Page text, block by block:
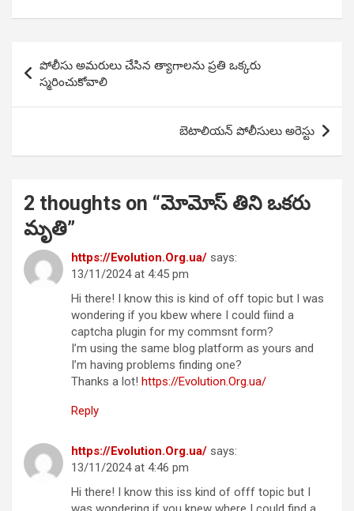
navigation
పోలీసు అమరులు చేసిన త్యాగాలను ప్రతి ఒక్కరు
స్మరించుకోవాలి
బెటాలియన్ పోలీసులు అరెస్టు
2 thoughts on “మోమోస్ తిని ఒకరు
మృతి”
https://Evolution.Org.ua/ says:
13/11/2024 at 4:45 pm
Hi there! I know this is kind of off topic but I was
wondering if you kbew where I could fiind a
captcha plugin for my commsnt form?
I’m using the same blog platform as yours and
I’m having problems finding one?
Thanks a lot! https://Evolution.Org.ua/
Reply
https://Evolution.Org.ua/ says:
13/11/2024 at 4:46 pm
Hi there! I know this iss kind of offf topic but I